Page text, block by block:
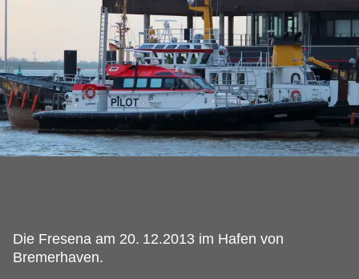
Die Fresena am 20. 12.2013 im Hafen von
Bremerhaven.